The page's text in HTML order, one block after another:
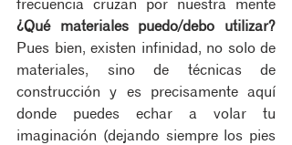
¿Qué materiales puedo/debo utilizar?
Pues bien, existen infinidad, no solo de
materiales, sino de técnicas de
construcción y es precisamente aquí
donde puedes echar a volar tu
imaginación (dejando siempre los pies